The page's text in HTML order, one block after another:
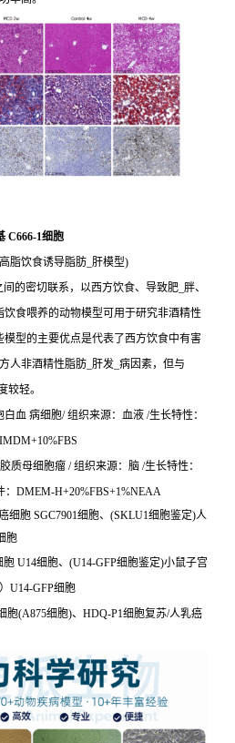
C666-1细胞
脂饮食诱导脂肪_肝模型)
的密切联系，以西方饮食、导致肥_胖、
食喂养的动物模型可用于研究非酒精性
型的主要优点是代表了西方饮食中有害
人非酒精性脂肪_肝发_病因素，但与
较轻。
血 病细胞/ 组织来源：血液 /生长特性：
质母细胞瘤 / 组织来源：脑 /生长特性：
DMEM-H+20%FBS+1%NEAA
细胞 SGC7901细胞、(SKLU1细胞鉴定)人
胞
U14细胞、(U14-GFP细胞鉴定)小鼠子宫
U14-GFP细胞
胞(A875细胞)、HDQ-P1细胞复苏/人乳癌